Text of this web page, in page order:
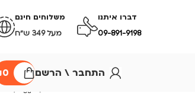
דברו איתנו
09-891-9198
משלוחים חינם
מעל 349 ש״ח
התחבר \ הרשם 0